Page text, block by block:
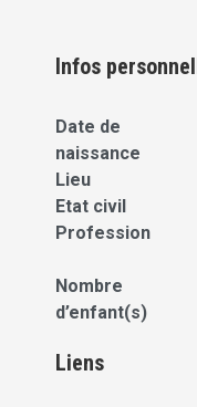
Infos
Date de
naissance
Lieu
Etat civil
Profession
Nombre
d’enfant(s)
Liens